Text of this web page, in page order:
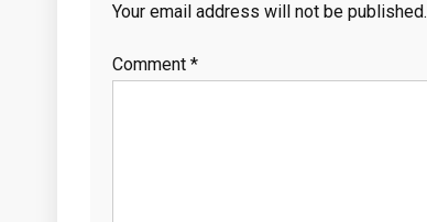
Your email address will not be published.
Comment *